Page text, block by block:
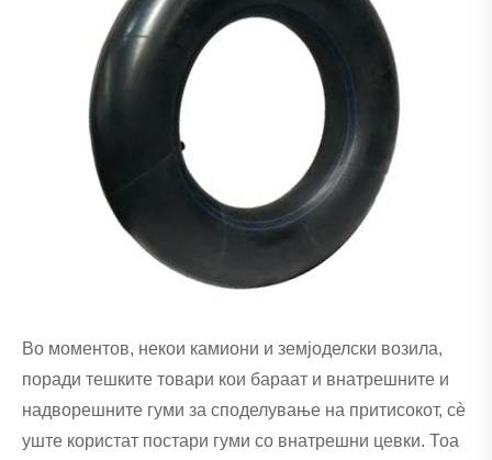
Во моментов, некои камиони и земјоделски возила,
поради тешките товари кои бараат и внатрешните и
надворешните гуми за споделување на притисокот, сè
уште користат постари гуми со внатрешни цевки. Тоа